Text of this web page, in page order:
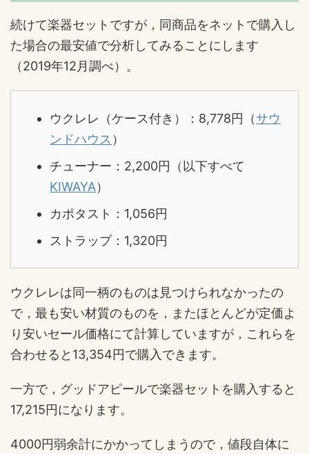
続けて楽器セットですが，同商品をネットで購入し
た場合の最安値で分析してみることにします
（2019年12月調べ）。
ウクレレ（ケース付き）：8,778円（サウ
ンドハウス ）
チューナー：2,200円（以下すべて
KIWAYA）
カポタスト：1,056円
ストラップ：1,320円
ウクレレは同一柄のものは見つけられなかったの
で，最も安い材質のものを，またほとんどが定価よ
り安いセール価格にて計算していますが，これらを
合わせると13,354円で購入できます。
一方で，グッドアピールで楽器セットを購入すると
17,215円になります。
4000円弱余計にかかってしまうので，値段自体に